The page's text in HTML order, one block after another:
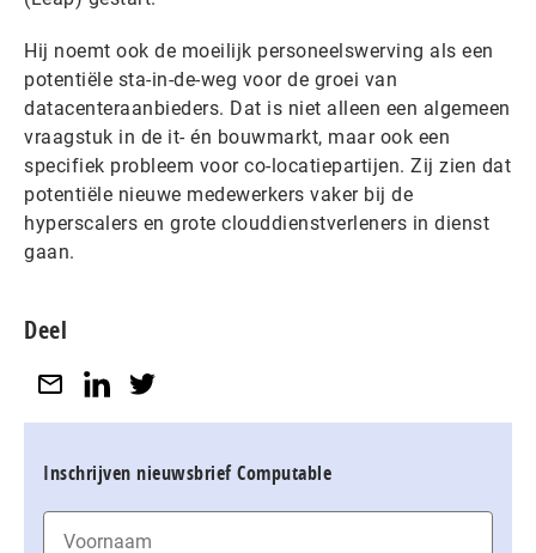
Hij noemt ook de moeilijk personeelswerving als een
potentiële sta-in-de-weg voor de groei van
datacenteraanbieders. Dat is niet alleen een algemeen
vraagstuk in de it- én bouwmarkt, maar ook een
specifiek probleem voor co-locatiepartijen. Zij zien dat
potentiële nieuwe medewerkers vaker bij de
hyperscalers en grote clouddienstverleners in dienst
gaan.
Deel
Inschrijven nieuwsbrief Computable